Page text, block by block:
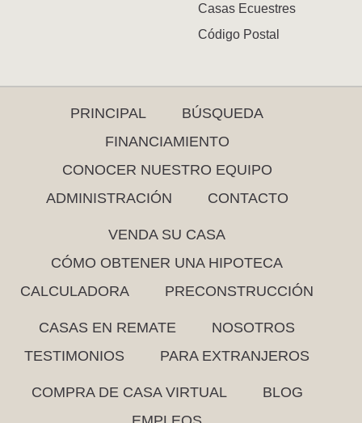
Casas Ecuestres
Código Postal
PRINCIPAL
BÚSQUEDA
FINANCIAMIENTO
CONOCER NUESTRO EQUIPO
ADMINISTRACIÓN
CONTACTO
VENDA SU CASA
CÓMO OBTENER UNA HIPOTECA
CALCULADORA
PRECONSTRUCCIÓN
CASAS EN REMATE
NOSOTROS
TESTIMONIOS
PARA EXTRANJEROS
COMPRA DE CASA VIRTUAL
BLOG